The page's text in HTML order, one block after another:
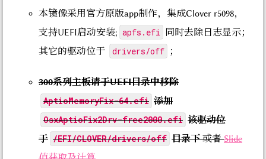
本镜像采用官方原版app制作，集成Clover r5098，
支持UEFI启动安装; apfs.efi
同时去除日志显示；
其它的驱动位于
drivers/off ；
300系列主板请于UEFI目录中移除
AptioMemoryFix-64.efi 添加
OsxAptioFix2Drv-free2000.efi 该驱动位
于 /EFI/CLOVER/drivers/off 目录下或者Slide